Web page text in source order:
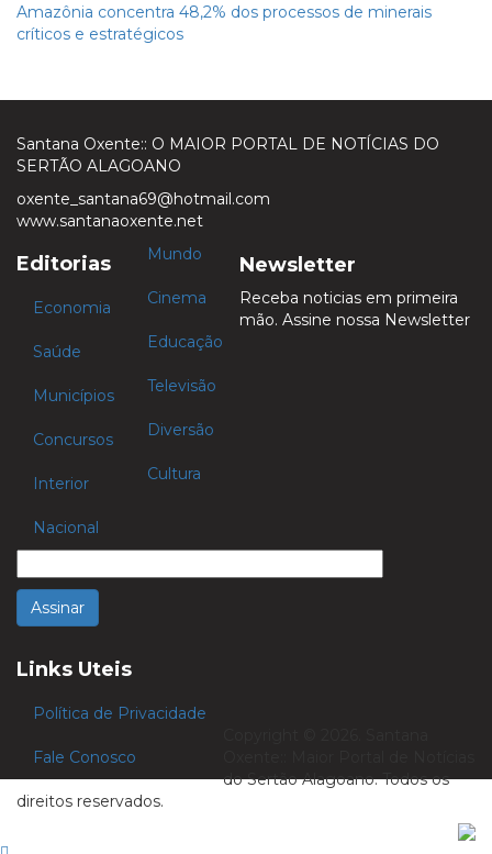
Amazônia concentra 48,2% dos processos de minerais
críticos e estratégicos
Santana Oxente:: O MAIOR PORTAL DE NOTÍCIAS DO
SERTÃO ALAGOANO
oxente_santana69@hotmail.com
www.santanaoxente.net
Editorias
Economia
Saúde
Municípios
Concursos
Interior
Nacional
Mundo
Cinema
Educação
Televisão
Diversão
Cultura
Newsletter
Receba noticias em primeira
mão. Assine nossa Newsletter
Links Uteis
Política de Privacidade
Fale Conosco
do Sertão Alagoano. Todos os
direitos reservados.